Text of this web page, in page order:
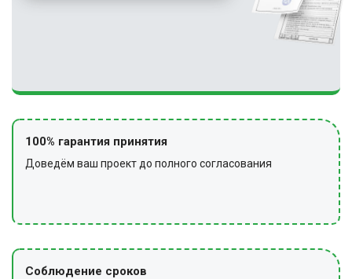
100% гарантия принятия
Доведём ваш проект до полного согласования
Соблюдение сроков